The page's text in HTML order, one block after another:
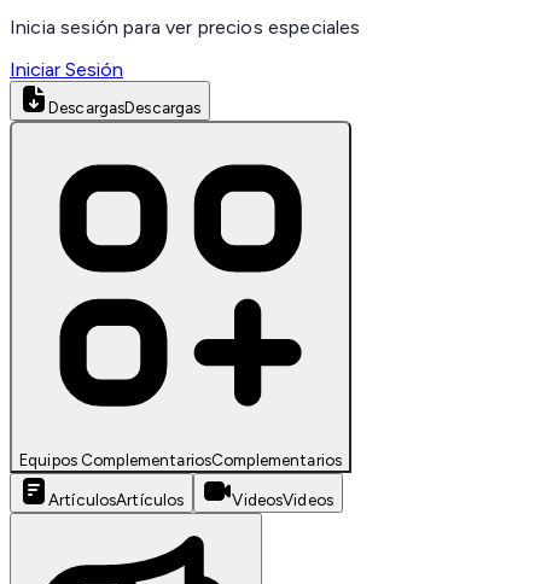
Inicia sesión para ver precios especiales
Iniciar Sesión
DescargasDescargas
Equipos ComplementariosComplementarios
ArtículosArtículos VideosVideos